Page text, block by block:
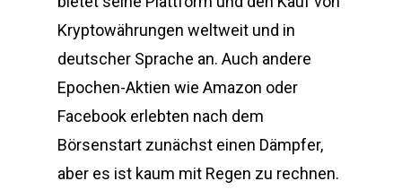
Kryptowährungen weltweit und in
deutscher Sprache an. Auch andere
Epochen-Aktien wie Amazon oder
Facebook erlebten nach dem
Börsenstart zunächst einen Dämpfer,
aber es ist kaum mit Regen zu rechnen.